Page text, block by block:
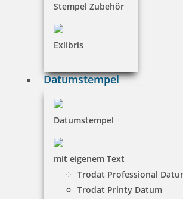
Stempel Zubehör
Exlibris
Datumstempel
Datumstempel
mit eigenem Text
Trodat Professional
Trodat Printy Datum
Jetzt gestalten
Holzstempel Exlibris Motiv
18,80 €